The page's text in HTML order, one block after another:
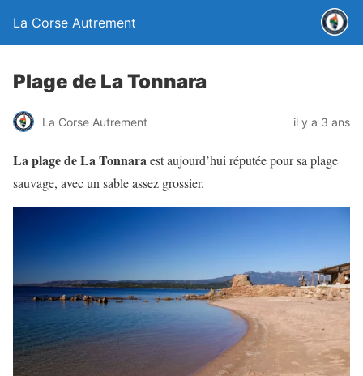
La Corse Autrement
Plage de La Tonnara
La Corse Autrement il y a 3 ans
La plage de La Tonnaraest aujourd’hui réputée pour sa plage
sauvage, avec un sable assez grossier.